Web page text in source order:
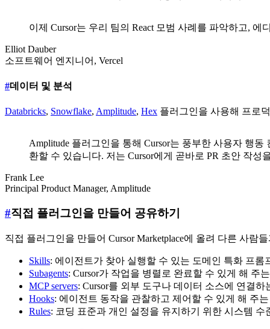
이제 Cursor는 우리 팀의 React 모범 사례를 파악하고,
Elliot Dauber
소프트웨어 엔지니어 , Vercel
#데이터 및 분석
Databricks, Snowflake, Amplitude, Hex 플러그인을 사용해 프로
Amplitude 플러그인을 통해 Cursor는 풍부한 사용자 행
환할 수 있습니다. 저는 Cursor에게 곧바로 PR 초안 작성
Frank Lee
Principal Product Manager, Amplitude
#직접 플러그인을 만들어 공유하기
직접 플러그인을 만들어 Cursor Marketplace에 올려 다른 사
Skills: 에이전트가 찾아 실행할 수 있는 도메인 특화 프롬
Subagents: Cursor가 작업을 병렬로 완료할 수 있게 해 주
MCP servers: Cursor를 외부 도구나 데이터 소스에 연결하
Hooks: 에이전트 동작을 관찰하고 제어할 수 있게 해 주
Rules: 코딩 표준과 개인 설정을 유지하기 위한 시스템 수